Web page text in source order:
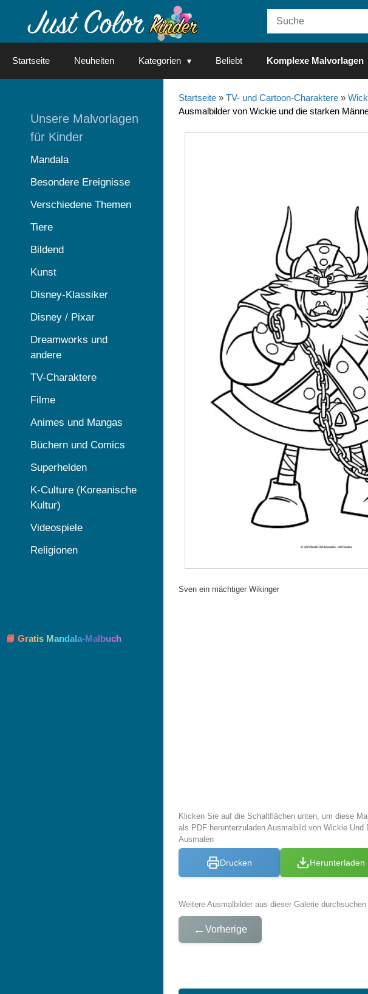
Startseite Neuheiten Kategorien Beliebt Komplexe Malvorlagen
Startseite» TV- und Cartoon-Charaktere»
Ausmalbilder von Wickie und die starken
Sven ein mächtiger Wikinger
Klicken Sie auf die Schaltflächen unten, um diese
als PDF herunterzuladen Ausmalbild von Wickie Und
Ausmalen
Drucken Herunterladen
Weitere Ausmalbilder aus dieser Galerie durchsuchen
← Vorherige
Unsere Malvorlagen
für Kinder
Mandala
Besondere Ereignisse
Verschiedene Themen
Tiere
Bildend
Kunst
Disney-Klassiker
Disney / Pixar
Dreamworks und
andere
TV-Charaktere
Filme
Animes und Mangas
Büchern und Comics
Superhelden
K-Culture (Koreanische
Kultur)
Videospiele
Religionen
📘 Gratis Mandala-Malbuch